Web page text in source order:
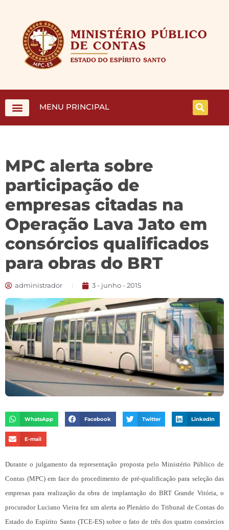
MENU PRINCIPAL
MPC alerta sobre
participação de
empresas citadas na
Operação Lava Jato em
consórcios qualificados
para obras do BRT
administrador 3 - junho - 2015
WhatsApp Facebook Twitter LinkedIn
E-mail
Durante o julgamento da representação proposta pelo Ministério Público de
Contas (MPC) em face do procedimento de pré-qualificação para seleção das
empresas para realização da obra de implantação do BRT Grande Vitória, o
procurador Luciano Vieira fez um alerta ao Plenário do Tribunal de Contas do
Estado do Espírito Santo (TCE-ES) sobre o fato de três dos quatro consórcios